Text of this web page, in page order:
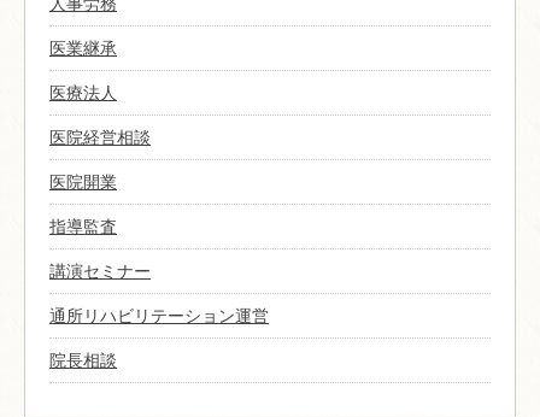
人事労務
医業継承
医療法人
医院経営相談
医院開業
指導監査
講演セミナー
通所リハビリテーション運営
院長相談